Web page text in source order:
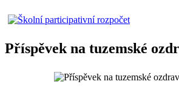
Příspěvek na tuzemské